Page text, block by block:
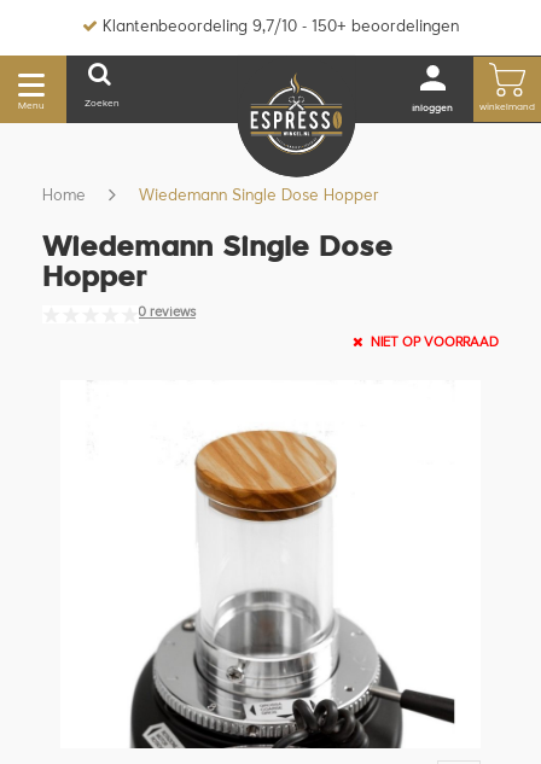
Klantenbeoordeling 9,7/10 - 150+ beoordelingen
Menu Zoeken inloggen winkelmand
Home Wiedemann Single Dose Hopper
Wiedemann Single Dose
Hopper
0 reviews
NIET OP VOORRAAD